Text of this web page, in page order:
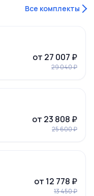
Все комплекты
от 27 007 ₽
29 040 ₽
от 23 808 ₽
25 600 ₽
от 12 778 ₽
13 450 ₽